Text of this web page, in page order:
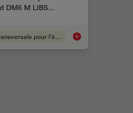
DM6 M LIBS…
Analyse transversale pour l’électronique Structural and